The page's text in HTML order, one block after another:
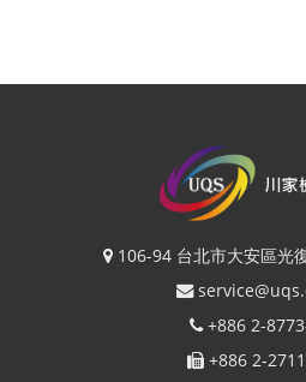
106-94 台北市大安區光
+886 2-
+886 2-